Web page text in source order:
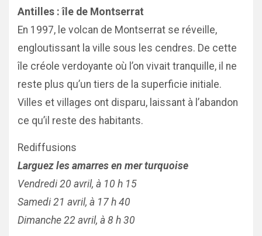
Antilles : île de Montserrat
En 1997, le volcan de Montserrat se réveille,
engloutissant la ville sous les cendres. De cette
île créole verdoyante où l’on vivait tranquille, il ne
reste plus qu’un tiers de la superficie initiale.
Villes et villages ont disparu, laissant à l’abandon
ce qu’il reste des habitants.
Rediffusions
Larguez les amarres en mer turquoise
Vendredi 20 avril, à 10 h 15
Samedi 21 avril, à 17 h 40
Dimanche 22 avril, à 8 h 30